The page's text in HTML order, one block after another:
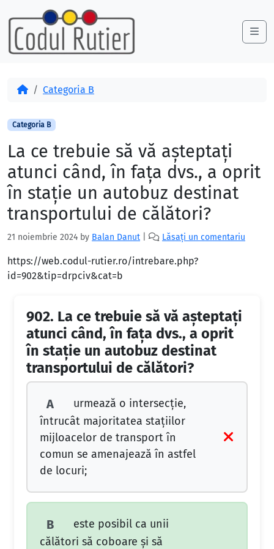
Skip to content
Skip to footer
AcasăCategoria B
Categoria B
La ce trebuie să vă aşteptaţi
atunci când, în faţa dvs., a oprit
în staţie un autobuz destinat
transportului de călători?
21 noiembrie 2024 by Balan Danut Lăsați un comentariu
https://web.codul-rutier.ro/intrebare.php?
id=902&tip=drpciv&cat=b
902. La ce trebuie să vă aşteptaţi
atunci când, în faţa dvs., a oprit
în staţie un autobuz destinat
transportului de călători?
A
urmează o intersecţie,
întrucât majoritatea staţiilor
mijloacelor de transport în
comun se amenajează în astfel
de locuri;
B
este posibil ca unii
călători să coboare şi să